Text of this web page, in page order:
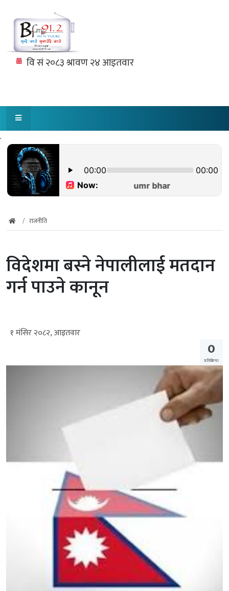
.
राजनीति
विदेशमा बस्ने नेपालीलाई मतदान
गर्न पाउने कानून
१ मंसिर २०८२, आइतवार
0
प्रतिक्रिया